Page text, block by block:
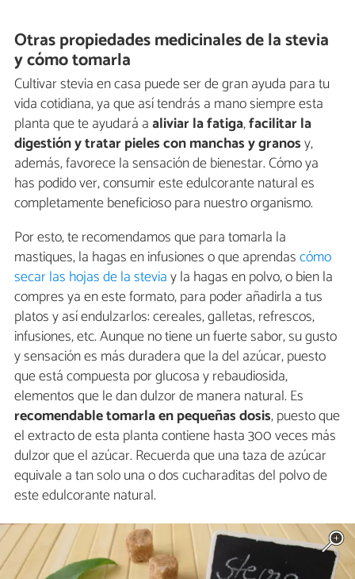
Otras propiedades medicinales de la stevia
y cómo tomarla
Cultivar stevia en casa puede ser de gran ayuda para tu
vida cotidiana, ya que así tendrás a mano siempre esta
planta que te ayudará aaliviar la fatiga,facilitar la
digestión ytratar pieles con manchas y granosy,
además, favorece la sensación de bienestar. Cómo ya
has podido ver, consumir este edulcorante natural es
completamente beneficioso para nuestro organismo.
Por esto, te recomendamos que para tomarla la
mastiques, la hagas en infusiones o que aprendascómo
secar las hojas de la steviay la hagas en polvo, o bien la
compres ya en este formato, para poder añadirla a tus
platos y así endulzarlos: cereales, galletas, refrescos,
infusiones, etc. Aunque no tiene un fuerte sabor, su gusto
y sensación es más duradera que la del azúcar, puesto
que está compuesta por glucosa y rebaudiosida,
elementos que le dan dulzor de manera natural. Es
recomendable tomarla en pequeñas dosis, puesto que
el extracto de esta planta contiene hasta 300 veces más
dulzor que el azúcar. Recuerda que una taza de azúcar
equivale a tan solo una o dos cucharaditas del polvo de
este edulcorante natural.